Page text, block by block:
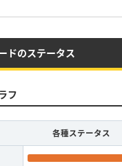
ドのステータス
フ
各種ステータス